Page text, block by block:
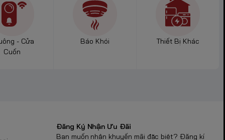
- Cửa
Cuốn
Báo Khói Thiết Bị Khác
Đăng Ký Nhận Ưu Đãi
Bạn muốn nhận khuyến mãi đặc biệt? Đăng kí